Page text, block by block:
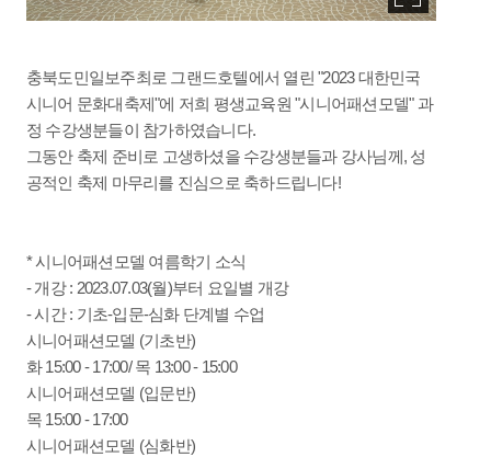
충북도민일보주최로 그랜드호텔에서 열린 "2023 대한민국
시니어 문화대축제"에 저희 평생교육원 "시니어패션모델" 과
정 수강생분들이 참가하였습니다.
그동안 축제 준비로 고생하셨을 수강생분들과 강사님께, 성
공적인 축제 마무리를 진심으로 축하드립니다!
* 시니어패션모델 여름학기 소식
- 개강 : 2023.07.03(월)부터 요일별 개강
- 시간 : 기초-입문-심화 단계별 수업
시니어패션모델 (기초반)
화 15:00 - 17:00/ 목 13:00 - 15:00
시니어패션모델 (입문반)
목 15:00 - 17:00
시니어패션모델 (심화반)